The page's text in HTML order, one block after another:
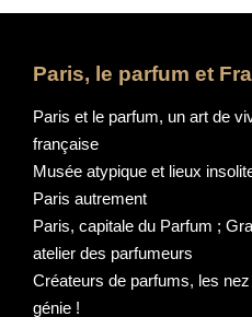
Paris, le parfum et
Paris et le parfum, un art de
française
Musée atypique et lieux
Paris autrement
Paris, capitale du Parfum ;
atelier des parfumeurs
Créateurs de parfums, les
génie !